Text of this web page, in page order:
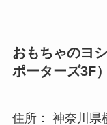
おもちゃのヨ
ポーターズ3F）
住所： 神奈川県